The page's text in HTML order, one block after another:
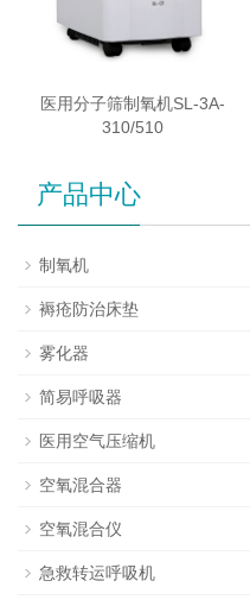
医用分子筛制氧机SL-3A-
310/510
产品中心
制氧机
褥疮防治床垫
雾化器
简易呼吸器
医用空气压缩机
空氧混合器
空氧混合仪
急救转运呼吸机